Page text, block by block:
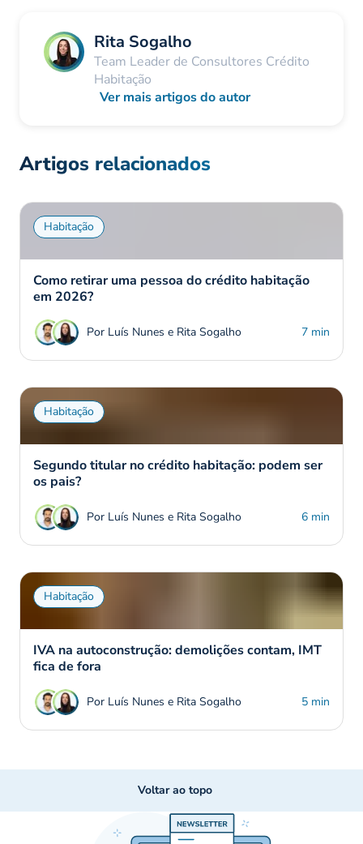
Rita Sogalho
Team Leader de Consultores Crédito
Habitação
Ver mais artigos do autor
Artigos relacionados
Habitação
Como retirar uma pessoa do crédito habitação
em 2026?
Por Luís Nunes e Rita Sogalho 7 min
Habitação
Segundo titular no crédito habitação: podem ser
os pais?
Por Luís Nunes e Rita Sogalho 6 min
Habitação
IVA na autoconstrução: demolições contam, IMT
fica de fora
Por Luís Nunes e Rita Sogalho 5 min
Voltar ao topo